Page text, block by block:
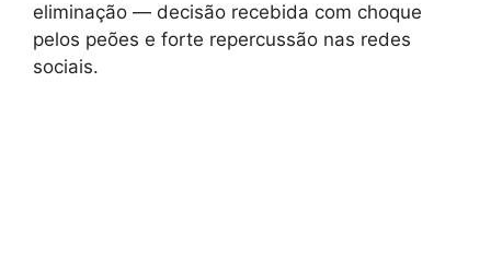
eliminação — decisão recebida com choque
pelos peões e forte repercussão nas redes
sociais.